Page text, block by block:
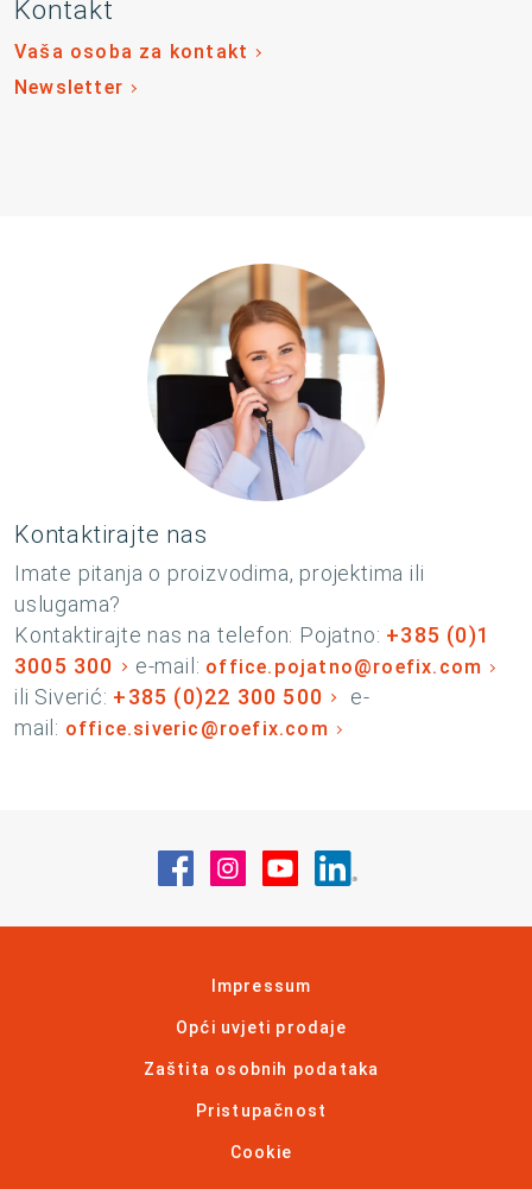
Kontakt
Vaša osoba za kontakt
Newsletter
Kontaktirajte nas
Imate pitanja o proizvodima, projektima ili
uslugama?
Kontaktirajte nas na telefon: Pojatno: +385 (0)1
3005 300
e-mail: office.pojatno@roefix.com
ili Siverić: +385 (0)22 300 500
e-
mail: office.siveric@roefix.com
Posjetite nas na Facebook
Posjetite nas na Instagram
Posjetite nas na
Impressum
Opći uvjeti prodaje
Zaštita osobnih podataka
Pristupačnost
Cookie